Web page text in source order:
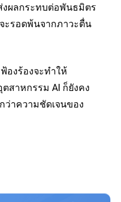
งผลกระทบต่อพันธมิตร
ะรอดพ้นจากภาวะตื่น
องร้องจะทำให้
สาหกรรม AI ก็ยังคง
ว่าความชัดเจนของ